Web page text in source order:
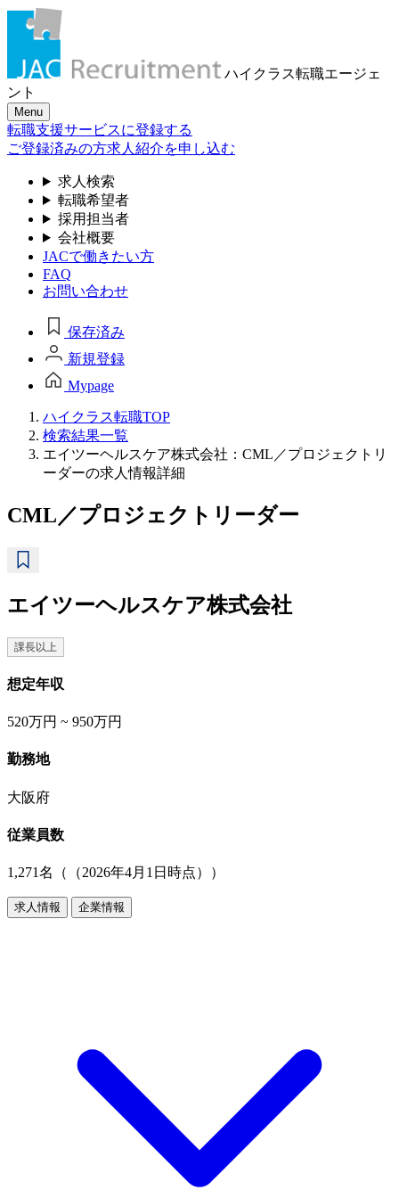
ハイクラス転職エージェ
ント
Menu
転職支援サービスに登録する
ご登録済みの方求人紹介を申し込む
求人検索
転職希望者
採用担当者
会社概要
JACで働きたい方
FAQ
お問い合わせ
保存済み
新規登録
Mypage
ハイクラス転職TOP
検索結果一覧
エイツーヘルスケア株式会社：CML／プロジェクトリ
ーダーの求人情報詳細
CML／プロジェクトリーダー
エイツーヘルスケア株式会社
課長以上
想定年収
520万円 ~ 950万円
勤務地
大阪府
従業員数
1,271名（（2026年4月1日時点））
求人情報 企業情報